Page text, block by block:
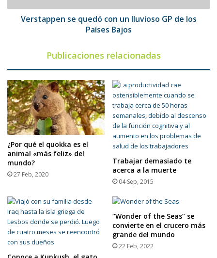
los
PaísesVerstappen se quedó con un lluvioso GP de los
Países Bajos
Publicaciones relacionadas
¿Por qué el quokka es el
animal «más feliz» del
mundo?
27 Feb, 2020
Trabajar demasiado te
acerca a la muerte
04 Sep, 2015
“Wonder of the Seas” se
convierte en el crucero más
grande del mundo
22 Feb, 2022